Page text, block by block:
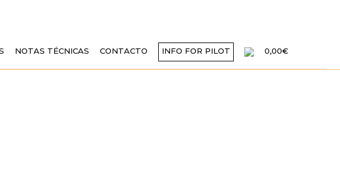
NOTAS TÉCNICAS CONTACTO INFO FOR PILOT 0,00€